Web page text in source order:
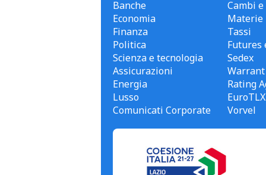
Banche
Economia
Finanza
Politica
Scienza e tecnologia
Assicurazioni
Energia
Lusso
Comunicati Corporate
Cambi
Materie
Tassi
Futures
Sedex
Warrant
Rating
EuroTLX
Vorvel